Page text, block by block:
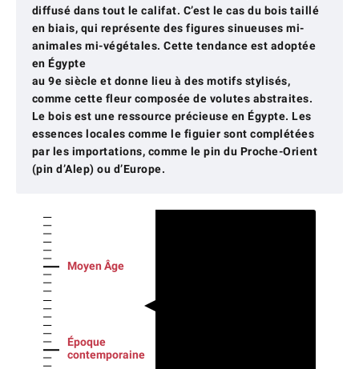
diffusé dans tout le califat. C’est le cas du bois taillé
en biais, qui représente des figures sinueuses mi-
animales mi-végétales. Cette tendance est adoptée
en Égypte
au 9e siècle et donne lieu à des motifs stylisés,
comme cette fleur composée de volutes abstraites.
Le bois est une ressource précieuse en Égypte. Les
essences locales comme le figuier sont complétées
par les importations, comme le pin du Proche-Orient
(pin d’Alep) ou d’Europe.
Moyen Âge
Époque
contemporaine